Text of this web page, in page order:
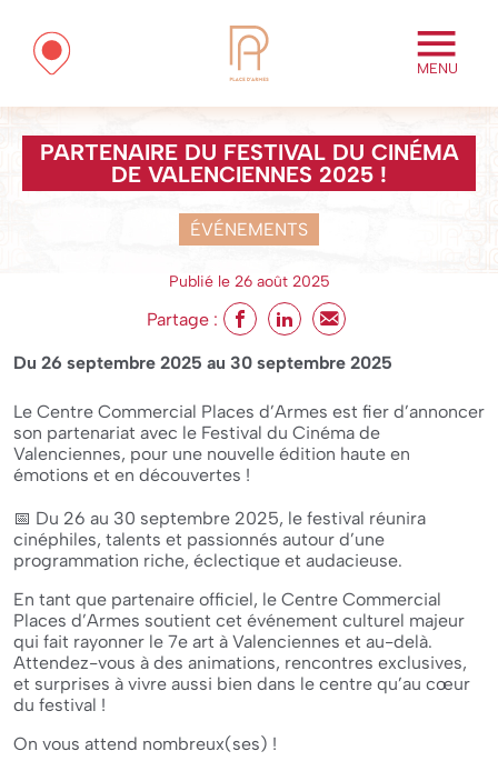
MENU
PARTENAIRE DU FESTIVAL DU CINÉMA
DE VALENCIENNES 2025 !
ÉVÉNEMENTS
Publié le 26 août 2025
Partage :
Du 26 septembre 2025 au 30 septembre 2025
Le Centre Commercial Places d’Armes est fier d’annoncer
son partenariat avec le Festival du Cinéma de
Valenciennes, pour une nouvelle édition haute en
émotions et en découvertes !
📅 Du 26 au 30 septembre 2025, le festival réunira
cinéphiles, talents et passionnés autour d’une
programmation riche, éclectique et audacieuse.
En tant que partenaire officiel, le Centre Commercial
Places d’Armes soutient cet événement culturel majeur
qui fait rayonner le 7e art à Valenciennes et au-delà.
Attendez-vous à des animations, rencontres exclusives,
et surprises à vivre aussi bien dans le centre qu’au cœur
du festival !
On vous attend nombreux(ses) !